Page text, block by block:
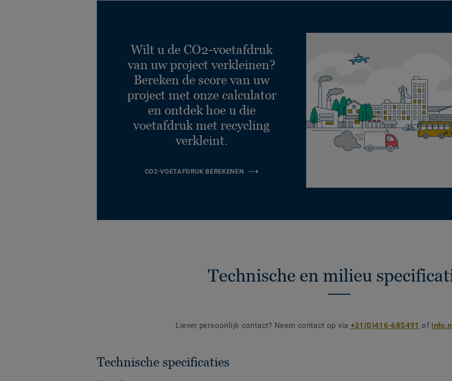
Wilt u de CO2-voetafdruk
van uw project verkleinen?
Bereken de score van uw
project met onze calculator
en ontdek hoe u die
voetafdruk met recycling
verkleint.
CO2-VOETAFDRUK BEREKENEN
Technische en milieu
Liever persoonlijk contact? Neem contact op via +31(0)416-685491 of
Technische specificaties